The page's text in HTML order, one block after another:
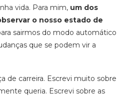
vida. Para mim, um dos
o nosso estado de
sairmos do modo automático
que se podem vir a
de carreira. Escrevi muito sobre
queria. Escrevi sobre as